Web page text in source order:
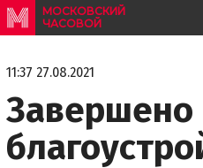
МОСКОВСКИЙ
ЧАСОВОЙ
11:37 27.08.2021
Завершено